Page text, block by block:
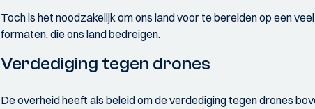
Toch is het noodzakelijk om ons land voor te bereiden op een
formaten, die ons land bedreigen.
Verdediging tegen drones
De overheid heeft als beleid om de verdediging tegen drones